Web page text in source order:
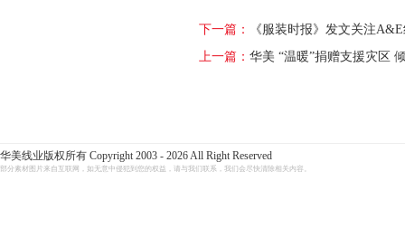
下一篇：
《服装时报》发文关注
上一篇： 华美 “温暖”捐赠支援灾区
华美线业版权所有 Copyright 2003 - 2026 All Right Reserved
部分素材图片来自互联网，如无意中侵犯到您的权益，请与我们联系，我们会尽快清除相关内容。